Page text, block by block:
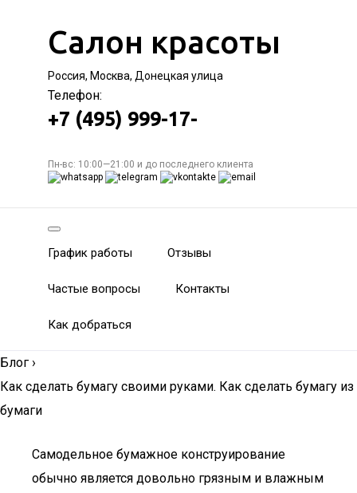
Салон красоты
Россия, Москва, Донецкая улица
Телефон:
+7 (495) 999-17-
Пн-вс: 10:00—21:00 и до последнего клиента
График работы Отзывы
Частые вопросы Контакты
Как добраться
Блог ›
Как сделать бумагу своими руками. Как сделать бумагу из
бумаги
Самодельное бумажное конструирование
обычно является довольно грязным и влажным